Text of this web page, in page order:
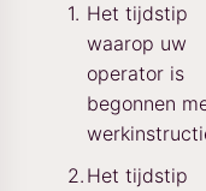
Het tijdstip
waarop uw
operator is
begonnen
Het tijdstip